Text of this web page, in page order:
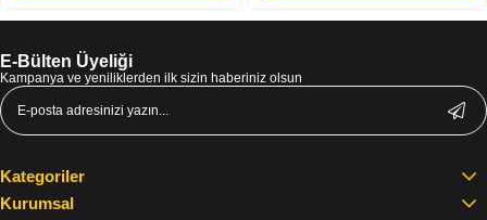
E-Bülten Üyeliği
Kampanya ve yeniliklerden ilk sizin haberiniz olsun
Kategoriler
Kurumsal